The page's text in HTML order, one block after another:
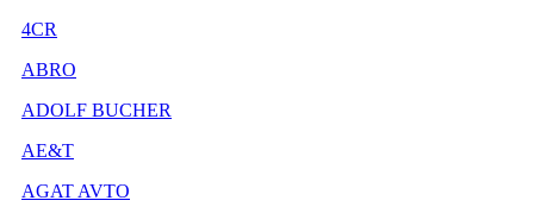
4CR
ABRO
ADOLF BUCHER
AE&T
AGAT AVTO